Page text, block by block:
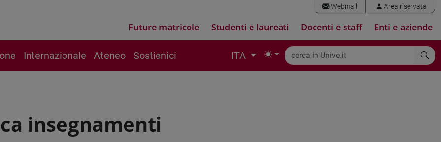
Webmail Area riservata
Future matricole Studenti e laureati Docenti e staff Enti e aziende
Internazionale Ateneo Sostienici ITA
insegnamenti